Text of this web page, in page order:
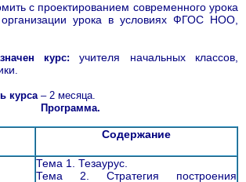
с проектированием современного урока
урока в условиях ФГОС НОО,
курс:
учителя начальных классов,
.
курса– 2 месяца.
Программа.
Содержание
Тема 1. Тезаурус.
Тема 2. Стратегия построения